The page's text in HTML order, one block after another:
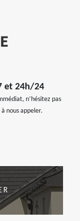
et 24h/24
n’hésitez pas
nous appeler.